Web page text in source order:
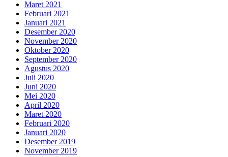
Maret 2021
Februari 2021
Januari 2021
Desember 2020
November 2020
Oktober 2020
September 2020
Agustus 2020
Juli 2020
Juni 2020
Mei 2020
April 2020
Maret 2020
Februari 2020
Januari 2020
Desember 2019
November 2019